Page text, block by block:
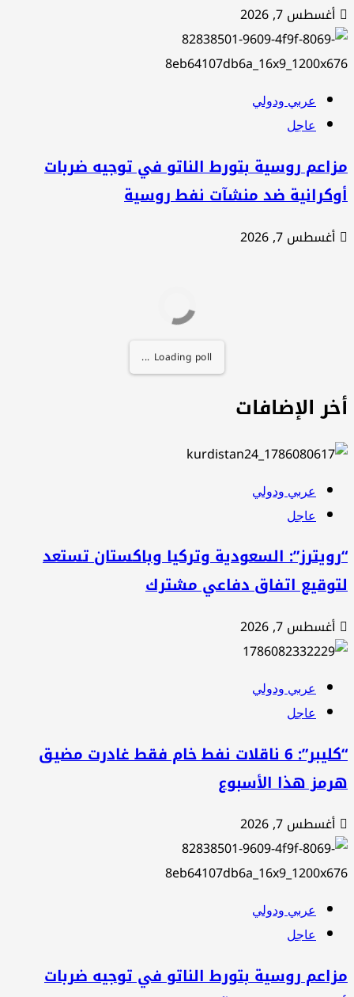
أغسطس 7, 2026
عربي ودولي
عاجل
روسية بتورط الناتو في توجيه ضربات
ضد منشآت نفط روسية
أغسطس 7, 2026
Loading poll ...
الإضافات
عربي ودولي
عاجل
السعودية وتركيا وباكستان تستعد
اتفاق دفاعي مشترك
أغسطس 7, 2026
عربي ودولي
عاجل
“كليبر”: 6 ناقلات نفط خام فقط غادرت مضيق
هذا الأسبوع
أغسطس 7, 2026
عربي ودولي
عاجل
روسية بتورط الناتو في توجيه ضربات